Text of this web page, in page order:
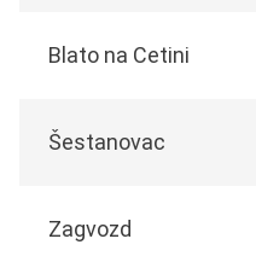
Blato na Cetini
Šestanovac
Zagvozd